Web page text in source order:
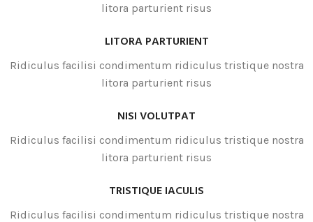
litora parturient risus
LITORA PARTURIENT
Ridiculus facilisi condimentum ridiculus tristique nostra
litora parturient risus
NISI VOLUTPAT
Ridiculus facilisi condimentum ridiculus tristique nostra
litora parturient risus
TRISTIQUE IACULIS
Ridiculus facilisi condimentum ridiculus tristique nostra